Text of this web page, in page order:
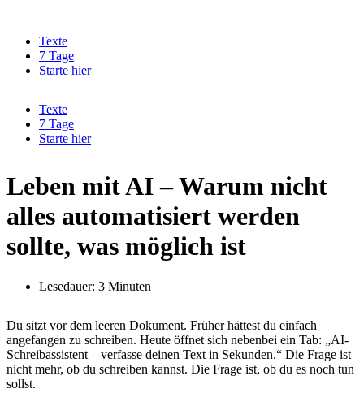
springenTexte
7 Tage
Starte hier
Texte
7 Tage
Starte hier
Leben mit AI – Warum nicht
alles automatisiert werden
sollte, was möglich ist
Lesedauer: 3 Minuten
Du sitzt vor dem leeren Dokument. Früher hättest du einfach
angefangen zu schreiben. Heute öffnet sich nebenbei ein Tab: „AI-
Schreibassistent – verfasse deinen Text in Sekunden.“ Die Frage ist
nicht mehr, ob du schreiben kannst. Die Frage ist, ob du es noch tun
sollst.